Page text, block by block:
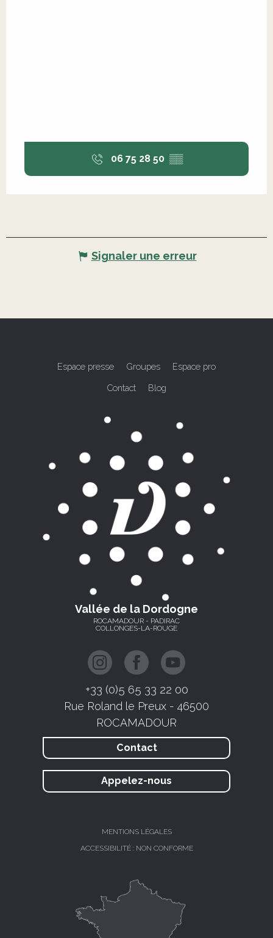
06 75 28 50 ▒▒
Signaler une erreur
Espace presse Groupes Espace pro
Contact Blog
Vallée de la Dordogne
ROCAMADOUR - PADIRAC
COLLONGES-LA-ROUGE
+33 (0)5 65 33 22 00
Rue Roland le Preux - 46500
ROCAMADOUR
Contact
Appelez-nous
MENTIONS LÉGALES
ACCESSIBILITÉ : NON CONFORME